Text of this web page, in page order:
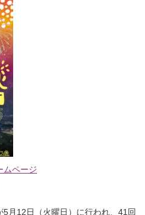
ムページ
月12日（火曜日）に行われ、41回